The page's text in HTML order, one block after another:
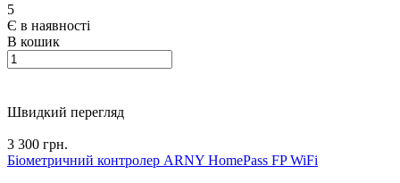
5
Є в наявності
В кошик
Швидкий перегляд
3 300 грн.
Біометричний контролер ARNY HomePass FP WiFi